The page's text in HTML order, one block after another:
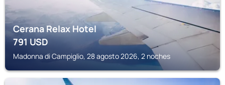
Cerana Relax Hotel
791USD
Madonna di Campiglio, 28 agosto 2026, 2 noches